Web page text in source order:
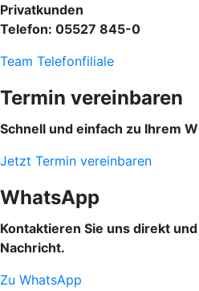
Privatkunden
Telefon: 05527 845-0
Team Telefonfiliale
Termin vereinbaren
Schnell und einfach zu Ihrem
Jetzt Termin vereinbaren
WhatsApp
Kontaktieren Sie uns direkt
Nachricht.
Zu WhatsApp